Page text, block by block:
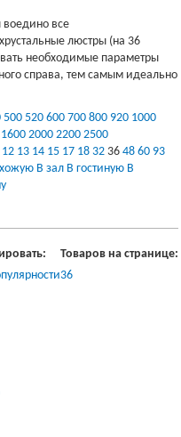
воедино все
люстры (на 36
необходимые параметры
справа, тем самым идеально
500 520 600 700 800 920 1000
1600 2000 2200 2500
12 13 14 15 17 18 32 3648 60 93
В зал В гостиную В
Товаров на странице:
36